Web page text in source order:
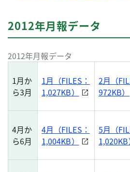
2012年月報データ
2012年月報データ
1月か
ら3月
1月（FILES：
1,027KB）
2月（
972KB）
4月か
ら6月
4月（FILES：
1,004KB）
5月（
1,020KB